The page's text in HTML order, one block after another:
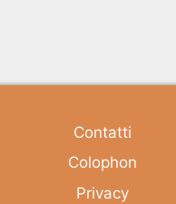
Contatti
Colophon
Privacy